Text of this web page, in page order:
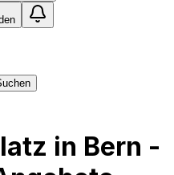
in Bern -